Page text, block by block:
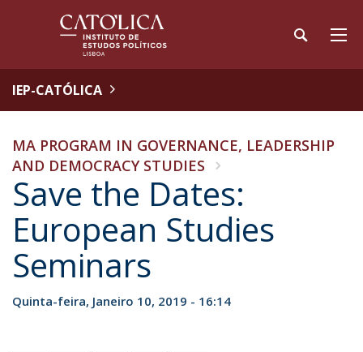
IEP-CATÓLICA
MA PROGRAM IN GOVERNANCE, LEADERSHIP
AND DEMOCRACY STUDIES
Save the Dates:
European Studies
Seminars
Quinta-feira, Janeiro 10, 2019 - 16:14